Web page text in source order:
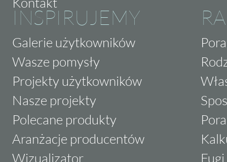
INSPIRUJEMY
Galerie użytkowników
Wasze pomysły
Projekty użytkowników
Nasze projekty
Polecane produkty
Aranżacje producentów
Wizualizator